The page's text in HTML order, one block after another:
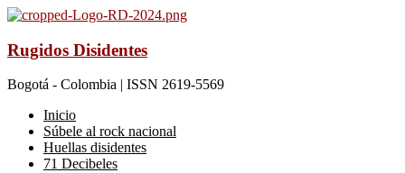
Rugidos Disidentes
Bogotá - Colombia | ISSN 2619-5569
Inicio
Súbele al rock nacional
Huellas disidentes
71 Decibeles